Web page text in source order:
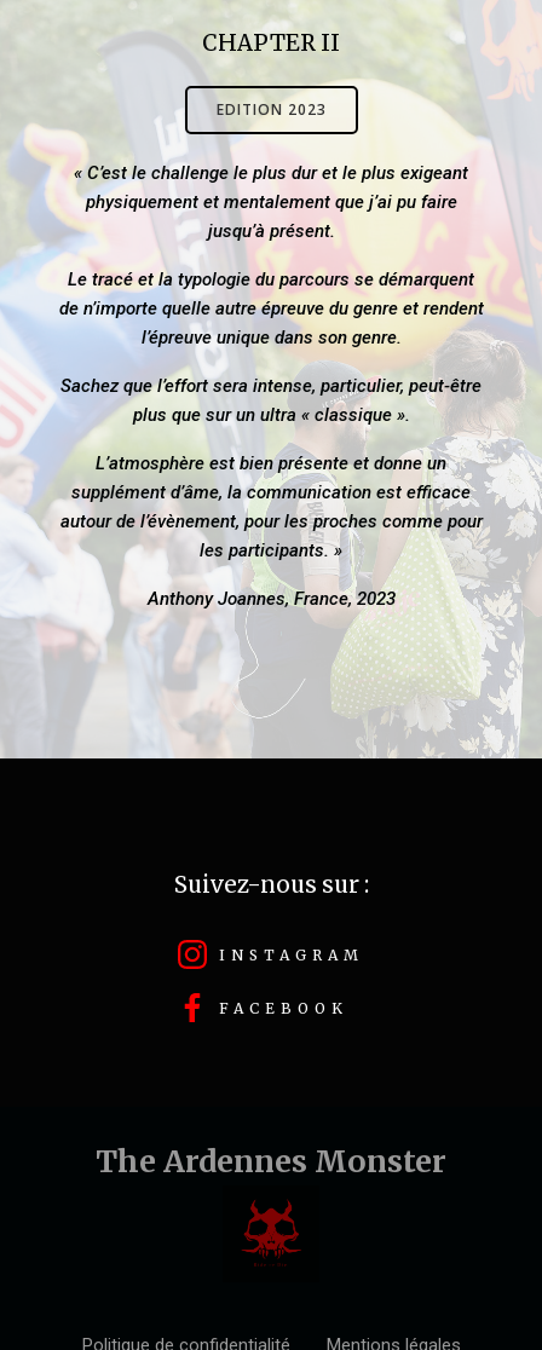
CHAPTER II
EDITION 2023
« C’est le challenge le plus dur et le plus exigeant
physiquement et mentalement que j’ai pu faire
jusqu’à présent.
Le tracé et la typologie du parcours se démarquent
de n’importe quelle autre épreuve du genre et rendent
l’épreuve unique dans son genre.
Sachez que l’effort sera intense, particulier, peut-être
plus que sur un ultra « classique ».
L’atmosphère est bien présente et donne un
supplément d’âme, la communication est efficace
autour de l’évènement, pour les proches comme pour
les participants. »
Anthony Joannes, France, 2023
Suivez-nous sur :
INSTAGRAM
FACEBOOK
The Ardennes Monster
Politique de confidentialité Mentions légales